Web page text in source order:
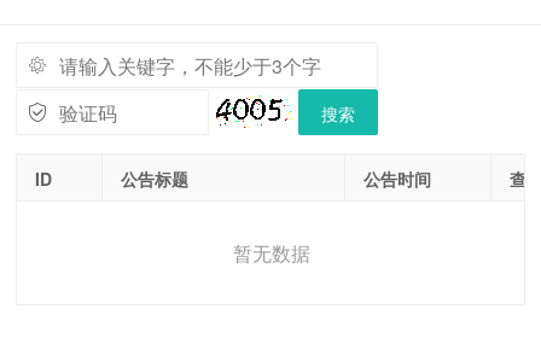
搜索
ID 公告标题 公告时间 查
暂无数据